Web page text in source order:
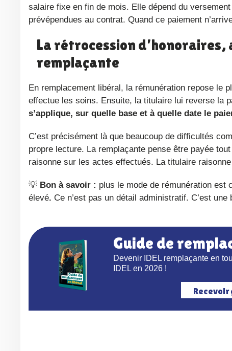
salaire fixe en fin de mois. Elle dépend du
prévépendues au contrat. Quand ce paiement
La rétrocession d’honoraires, au cœur de la rémunération de l’IDEL
remplaçante
En remplacement libéral, la rémunération repose le
effectue les soins. Ensuite, la titulaire lui reverse la
s’applique, sur quelle base et à quelle date le
C’est précisément là que beaucoup de difficultés commencent. Quand rien n’a été vraiment posé, chacune peut avoir sa
propre lecture. La remplaçante pense être payée
raisonne sur les actes effectués. La titulaire
Bon à savoir : plus le mode de rémunération est
élevé. Ce n’est pas un détail administratif. C’est une
Guide de
Devenir IDEL remplaçante en toute confiance : le guide gratuit téléchargé par + de 4000
IDEL en 2026 !